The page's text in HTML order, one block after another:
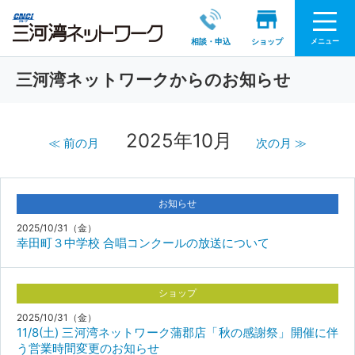
相談・申込 ショップ メニュー
三河湾ネットワークからのお知らせ
≪ 前の月 2025年10月 次の月 ≫
お知らせ
2025/10/31（金）
幸田町３中学校 合唱コンクールの放送について
ショップ
2025/10/31（金）
11/8(土) 三河湾ネットワーク蒲郡店「秋の感謝祭」開催に伴
う営業時間変更のお知らせ